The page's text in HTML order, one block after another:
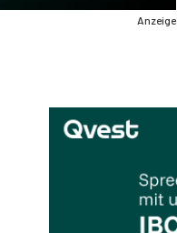
Anzeige